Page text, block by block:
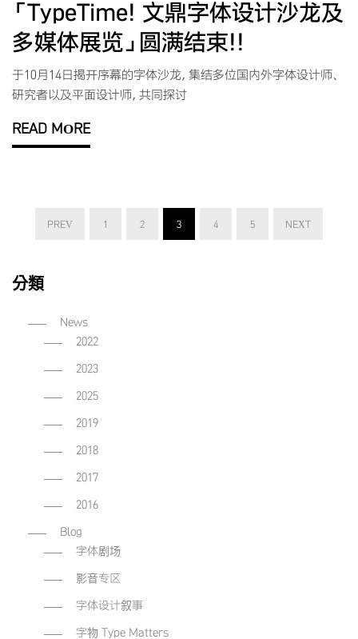
「TypeTime! 文鼎字体设计沙龙及
多媒体展览」圆满结束!!
于10月14日揭开序幕的字体沙龙，集结多位国内外字体设计师、
研究者以及平面设计师，共同探讨
READ MORE
PREV 1 2 3 4 5 NEXT
分類
News
2022
2023
2025
2019
2018
2017
2016
Blog
字体剧场
影音专区
字体设计叙事
字物 Type Matters